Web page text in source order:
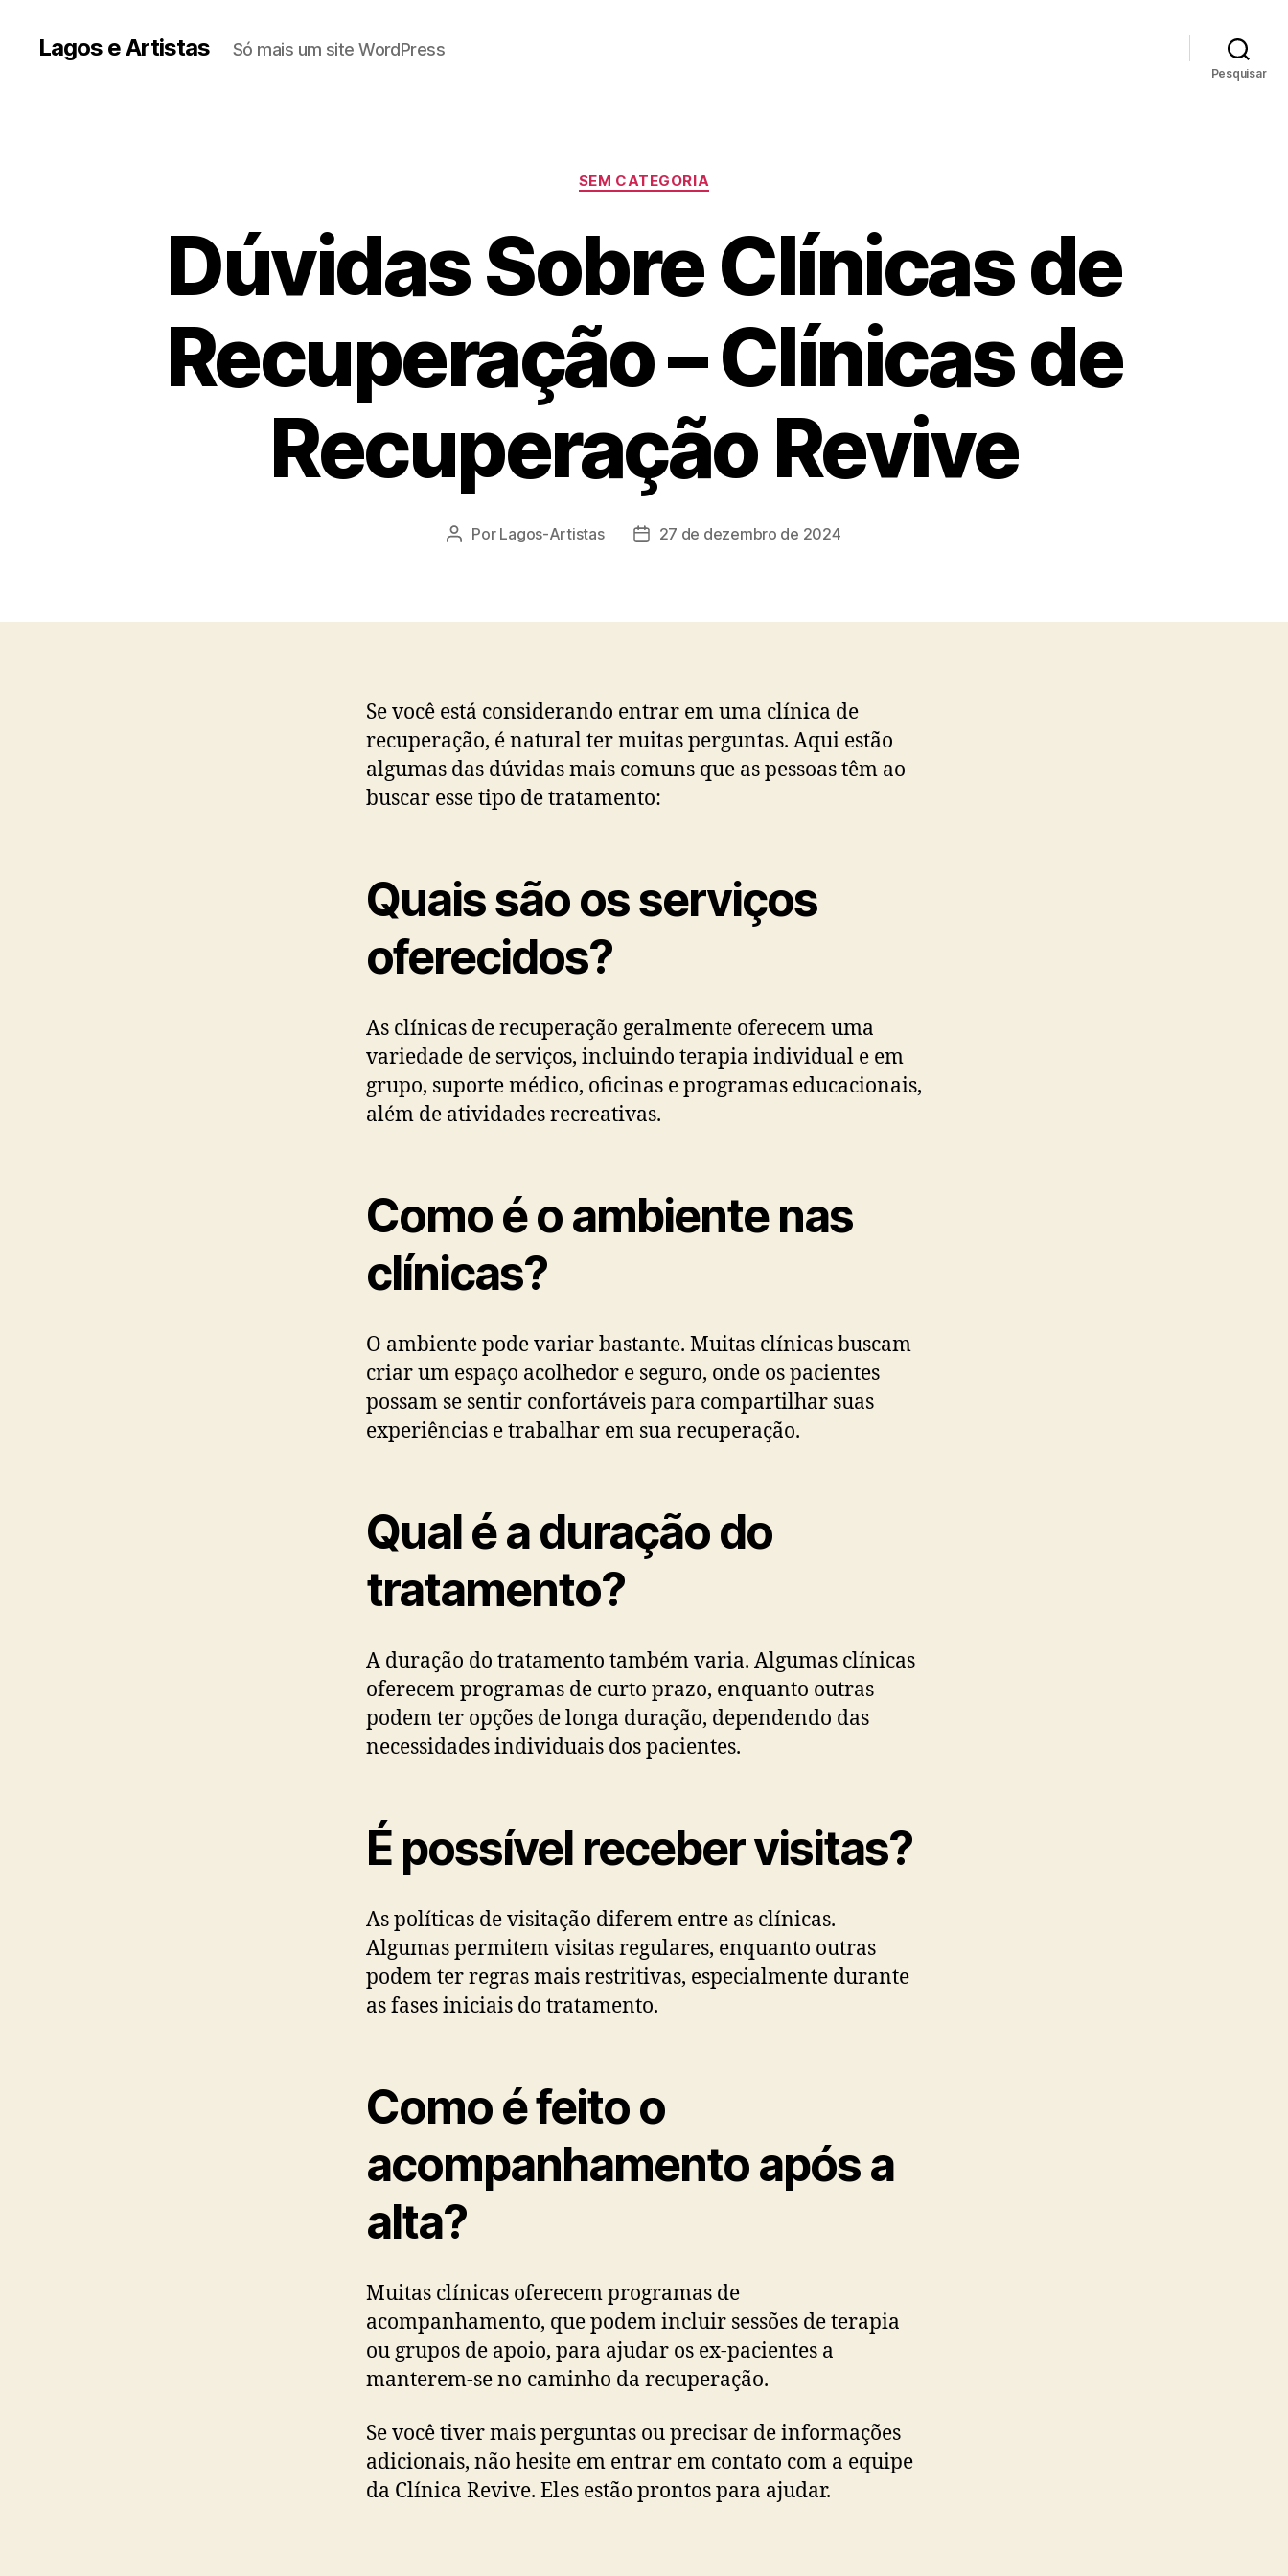
Lagos e Artistas Só mais um site WordPress
Pesquisar
Categorias
SEM CATEGORIA
Dúvidas Sobre Clínicas de
Recuperação – Clínicas de
Recuperação Revive
Autor
Por Lagos-Artistas
Data27 de dezembro de 2024
Se você está considerando entrar em uma clínica de
recuperação, é natural ter muitas perguntas. Aqui estão
algumas das dúvidas mais comuns que as pessoas têm ao
buscar esse tipo de tratamento:
Quais são os serviços
oferecidos?
As clínicas de recuperação geralmente oferecem uma
variedade de serviços, incluindo terapia individual e em
grupo, suporte médico, oficinas e programas educacionais,
além de atividades recreativas.
Como é o ambiente nas
clínicas?
O ambiente pode variar bastante. Muitas clínicas buscam
criar um espaço acolhedor e seguro, onde os pacientes
possam se sentir confortáveis para compartilhar suas
experiências e trabalhar em sua recuperação.
Qual é a duração do
tratamento?
A duração do tratamento também varia. Algumas clínicas
oferecem programas de curto prazo, enquanto outras
podem ter opções de longa duração, dependendo das
necessidades individuais dos pacientes.
É possível receber visitas?
As políticas de visitação diferem entre as clínicas.
Algumas permitem visitas regulares, enquanto outras
podem ter regras mais restritivas, especialmente durante
as fases iniciais do tratamento.
Como é feito o
acompanhamento após a
alta?
Muitas clínicas oferecem programas de
acompanhamento, que podem incluir sessões de terapia
ou grupos de apoio, para ajudar os ex-pacientes a
manterem-se no caminho da recuperação.
Se você tiver mais perguntas ou precisar de informações
adicionais, não hesite em entrar em contato com a equipe
da Clínica Revive. Eles estão prontos para ajudar.